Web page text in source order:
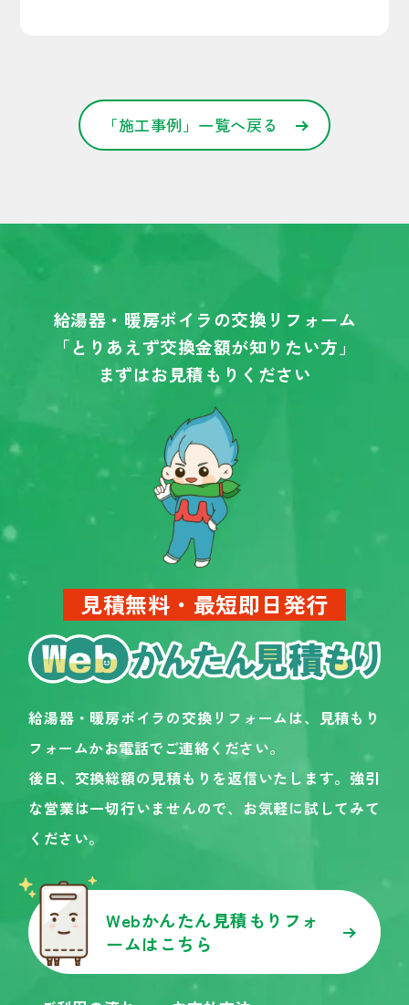
「施工事例」一覧へ戻る
給湯器・暖房ボイラの交換リフォーム
「とりあえず交換金額が知りたい方」
まずはお見積もりください
見積無料・最短即日発行
給湯器・暖房ボイラの交換リフォームは、見積もり
フォームかお電話でご連絡ください。
後日、交換総額の見積もりを返信いたします。強引
な営業は一切行いませんので、お気軽に試してみて
ください。
Webかんたん見積もりフォ
ームはこちら